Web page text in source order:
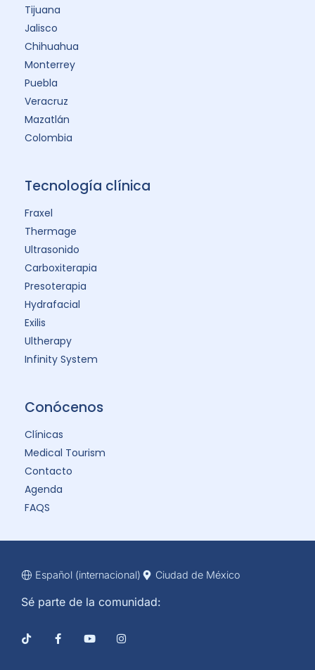
Tijuana
Jalisco
Chihuahua
Monterrey
Puebla
Veracruz
Mazatlán
Colombia
Tecnología clínica
Fraxel
Thermage
Ultrasonido
Carboxiterapia
Presoterapia
Hydrafacial
Exilis
Ultherapy
Infinity System
Conócenos
Clínicas
Medical Tourism
Contacto
Agenda
FAQS
Español (internacional) Ciudad de México
Sé parte de la comunidad: